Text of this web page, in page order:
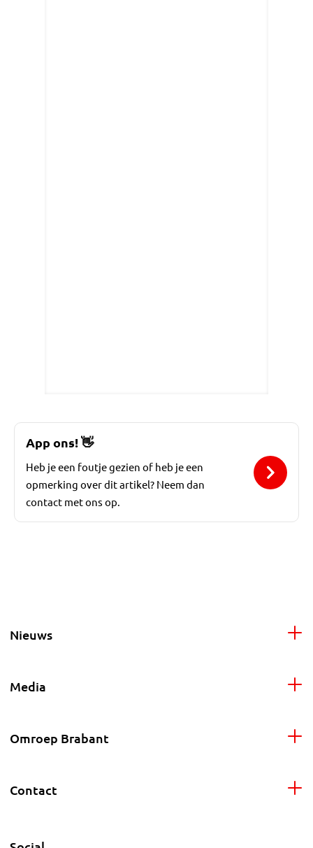
App ons!👋
Heb je een foutje gezien of heb je een
opmerking over dit artikel? Neem dan
contact met ons op.
Nieuws
Media
Omroep Brabant
Contact